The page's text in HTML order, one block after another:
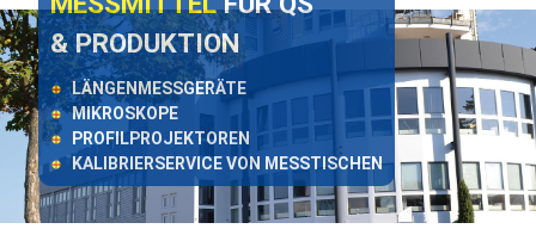
& PRODUKTION
LÄNGENMESSGERÄTE
MIKROSKOPE
PROFILPROJEKTOREN
KALIBRIERSERVICE VON MESSTISCHEN